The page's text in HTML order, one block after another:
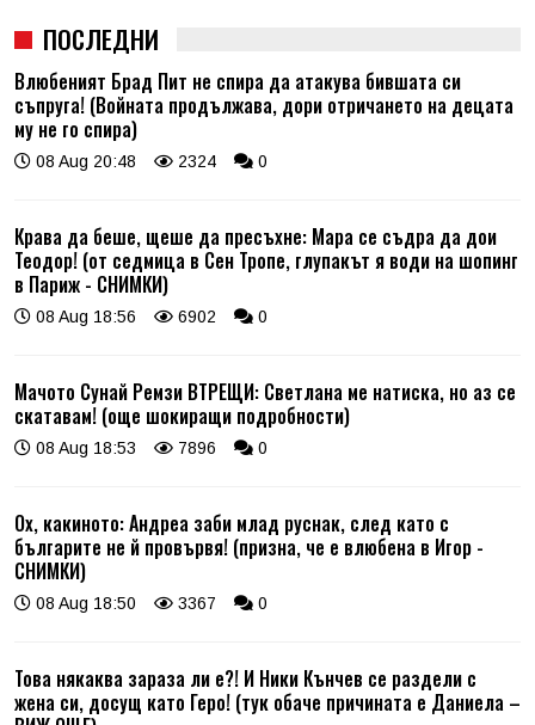
ПОСЛЕДНИ
Влюбеният Брад Пит не спира да атакува бившата си
съпруга! (Войната продължава, дори отричането на децата
му не го спира)
08 Aug 20:48 2324 0
Крава да беше, щеше да пресъхне: Мара се съдра да дои
Теодор! (от седмица в Сен Тропе, глупакът я води на шопинг
в Париж - СНИМКИ)
08 Aug 18:56 6902 0
Мачото Сунай Ремзи ВТРЕЩИ: Светлана ме натиска, но аз се
скатавам! (още шокиращи подробности)
08 Aug 18:53 7896 0
Ох, какиното: Андреа заби млад руснак, след като с
българите не й провървя! (призна, че е влюбена в Игор -
СНИМКИ)
08 Aug 18:50 3367 0
Това някаква зараза ли е?! И Ники Кънчев се раздели с
жена си, досущ като Геро! (тук обаче причината е Даниела –